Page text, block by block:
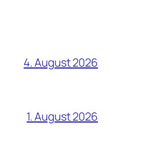
4. August 2026
1. August 2026